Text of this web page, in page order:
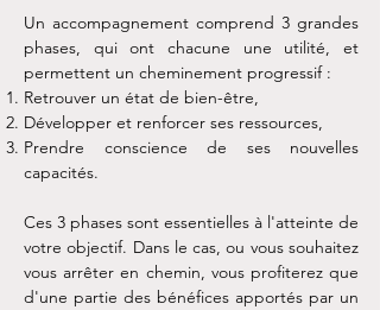
Un accompagnement comprend 3 grandes
phases, qui ont chacune une utilité, et
permettent un cheminement progressif :
Retrouver un état de bien-être,
Développer et renforcer ses ressources,
Prendre conscience de ses nouvelles
capacités.
Ces 3 phases sont essentielles à l'atteinte de
votre objectif. Dans le cas, ou vous souhaitez
vous arrêter en chemin, vous profiterez que
d'une partie des bénéfices apportés par un